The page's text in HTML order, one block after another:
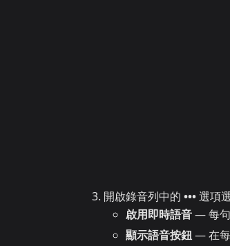
開啟錄音列中的 •••選項
啟用即時語音— 每
顯示語音按鈕— 在每